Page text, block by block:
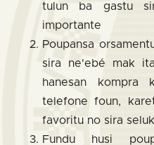
tulun ba gastu
importante
Poupansa
sira ne'ebé mak
hanesan kompra
telefone foun,
favoritu no sira
Fundu husi